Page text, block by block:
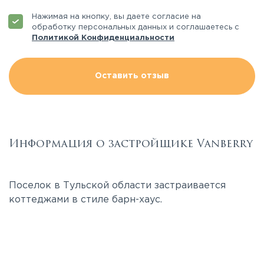
Нажимая на кнопку, вы даете согласие на
обработку персональных данных и соглашаетесь с
Политикой Конфиденциальности
Оставить отзыв
Информация о застройщике Vanberry
Поселок в Тульской области застраивается
коттеджами в стиле барн-хаус.